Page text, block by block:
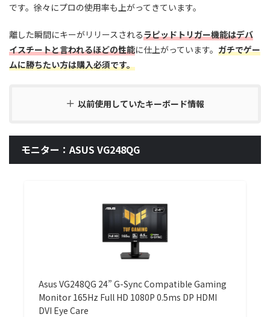
です。徐々にプロの使用率も上がってきています。
離した瞬間にキーがリリースされるラピッドトリガー機能はデバ
イスチートと言われるほどの性能に仕上がっています。 ガチでゲー
ムに勝ちたい方は購入必須です。
以前使用していたキーボード情報
モニター：ASUS VG248QG
Asus VG248QG 24” G-Sync Compatible Gaming
Monitor 165Hz Full HD 1080P 0.5ms DP HDMI
DVI Eye Care